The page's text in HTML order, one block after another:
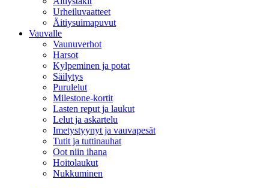
Urheiluvaatteet
Äitiysuimapuvut
Vauvalle
Vaunuverhot
Harsot
Kylpeminen ja potat
Säilytys
Purulelut
Milestone-kortit
Lasten reput ja laukut
Lelut ja askartelu
Imetystyynyt ja vauvapesät
Tutit ja tuttinauhat
Oot niin ihana
Hoitolaukut
Nukkuminen